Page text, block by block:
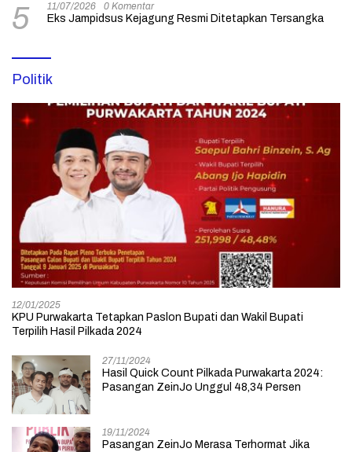
5 11/07/2026 0 Komentar
Eks Jampidsus Kejagung Resmi Ditetapkan Tersangka
Politik
12/01/2025
KPU Purwakarta Tetapkan Paslon Bupati dan Wakil Bupati
Terpilih Hasil Pilkada 2024
27/11/2024
Hasil Quick Count Pilkada Purwakarta 2024:
Pasangan ZeinJo Unggul 48,34 Persen
19/11/2024
Pasangan ZeinJo Merasa Terhormat Jika